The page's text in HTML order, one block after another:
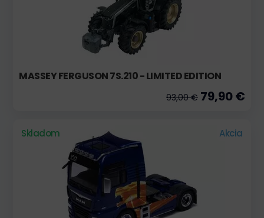
MASSEY FERGUSON 7S.210 - LIMITED EDITION
93,00 € 79,90 €
Skladom Akcia